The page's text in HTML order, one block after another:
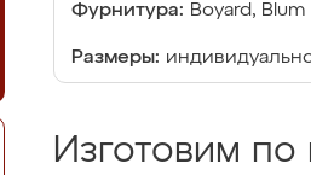
Фурнитура: Boyard, Blum
Размеры:
Изготовим по